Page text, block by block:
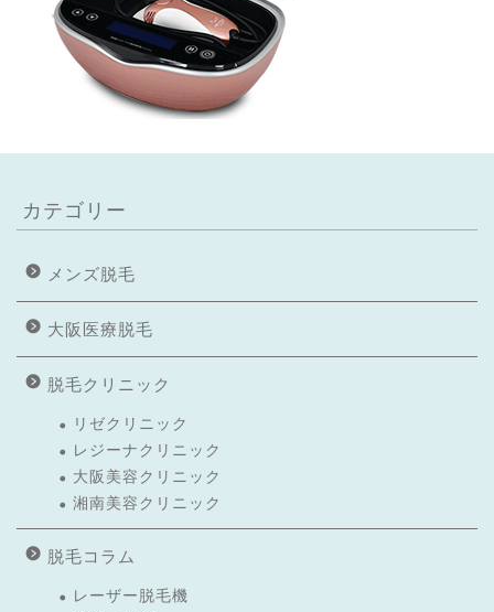
カテゴリー
メンズ脱毛
大阪医療脱毛
脱毛クリニック
リゼクリニック
レジーナクリニック
大阪美容クリニック
湘南美容クリニック
脱毛コラム
レーザー脱毛機